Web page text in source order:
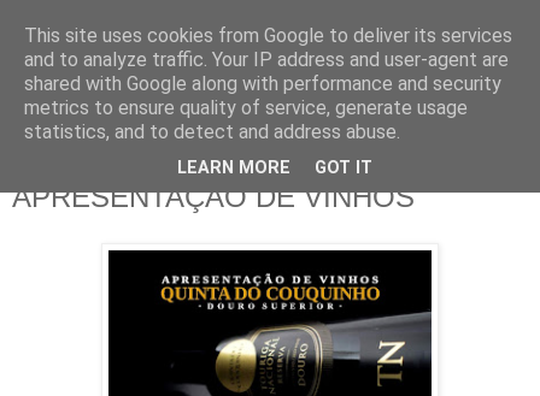
sábado, 29 de fevereiro de 2020
APRESENTAÇÃO DE VINHOS
This site uses cookies from Google to deliver its services
and to analyze traffic. Your IP address and user-agent are
shared with Google along with performance and security
metrics to ensure quality of service, generate usage
statistics, and to detect and address abuse.
LEARN MORE GOT IT